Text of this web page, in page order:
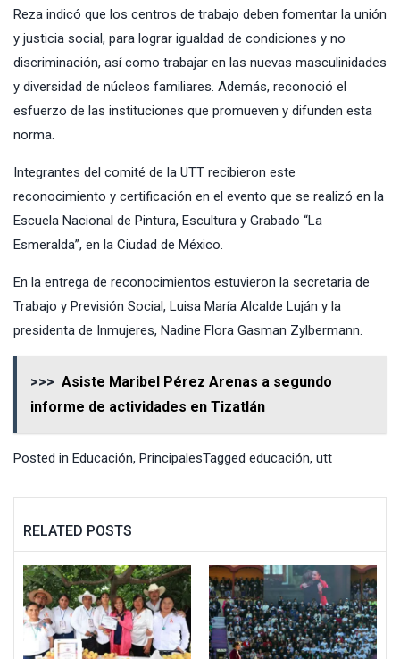
Reza indicó que los centros de trabajo deben fomentar la unión
y justicia social, para lograr igualdad de condiciones y no
discriminación, así como trabajar en las nuevas masculinidades
y diversidad de núcleos familiares. Además, reconoció el
esfuerzo de las instituciones que promueven y difunden esta
norma.
Integrantes del comité de la UTT recibieron este
reconocimiento y certificación en el evento que se realizó en la
Escuela Nacional de Pintura, Escultura y Grabado “La
Esmeralda”, en la Ciudad de México.
En la entrega de reconocimientos estuvieron la secretaria de
Trabajo y Previsión Social, Luisa María Alcalde Luján y la
presidenta de Inmujeres, Nadine Flora Gasman Zylbermann.
>>> Asiste Maribel Pérez Arenas a segundo
informe de actividades en Tizatlán
Posted in Educación, PrincipalesTagged educación, utt
RELATED POSTS